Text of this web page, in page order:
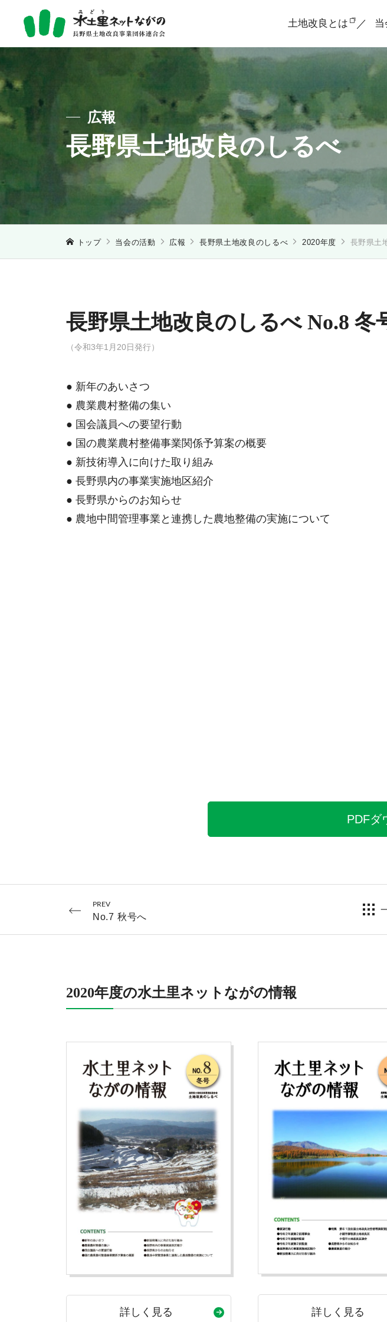
土地改良とは 当
広報
長野県土地改良のしるべ
トップ 当会の活動 広報 長野県土地改良のしるべ 2020年度 長野県土
長野県土地改良のしるべ No.8 冬
（令和3年1月20日発行）
● 新年のあいさつ
● 農業農村整備の集い
● 国会議員への要望行動
● 国の農業農村整備事業関係予算案の概要
● 新技術導入に向けた取り組み
● 長野県内の事業実施地区紹介
● 長野県からのお知らせ
● 農地中間管理事業と連携した農地整備の実施について
PDFダ
PREV
No.7 秋号へ
2020年度の水土里ネットながの情報
詳しく見る 詳しく見る